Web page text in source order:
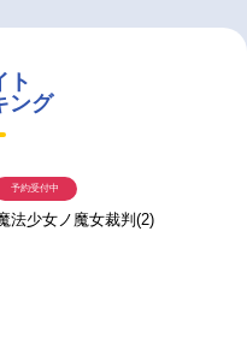
ト
ング
法少女ノ魔女裁判(2)
予約受付中